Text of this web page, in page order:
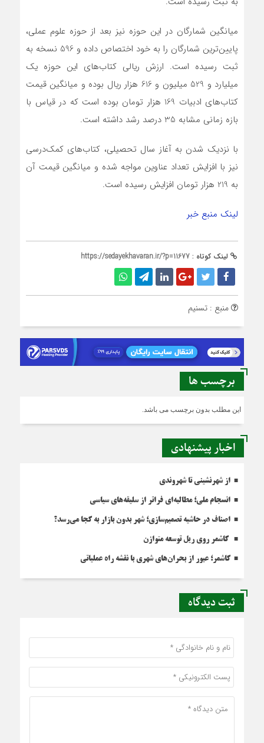
میانگین شمارگان در این حوزه نیز بعد از حوزه علوم عملی،
پایین‌ترین شمارگان را به خود اختصاص داده و 596 نسخه به
ثبت رسیده است. ارزش ریالی کتاب‌های این حوزه یک
میلیارد و 529 میلیون و 616 هزار ریال بوده و میانگین قیمت
کتاب‌های ادبیات 169 هزار تومان بوده است که در قیاس با
بازه زمانی مشابه 35 درصد رشد داشته است.
با نزدیک شدن به آغاز سال تحصیلی، کتاب‌های کمک‌درسی
نیز با افزایش تعداد عناوین مواجه شده و میانگین قیمت آن
به 219 هزار تومان افزایش رسیده است.
لینک منبع خبر
لینک کوتاه : https://sedayekhavaran.ir/?p=11677
منبع : تسنیم
برچسب ها
این مطلب بدون برچسب می باشد.
اخبار پیشنهادی
از شهرنشینی تا شهروندی
انسجام ملی؛ مطالبه‌ای فراتر از سلیقه‌های سیاسی
اصناف در حاشیه تصمیم‌سازی؛ شهر بدون بازار به کجا می‌رسد؟
کاشمر روی ریل توسعه متوازن
کاشمر؛ عبور از بحران‌های شهری با نقشه راه عملیاتی
ثبت دیدگاه